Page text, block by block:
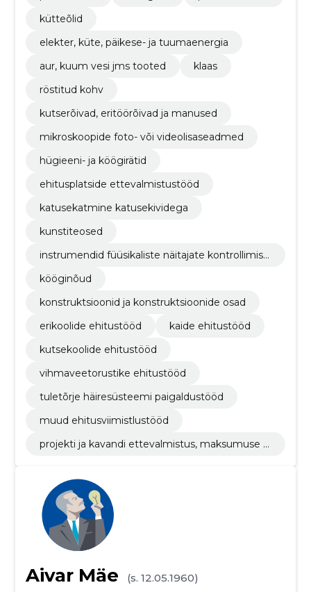
kütteõlid
elekter, küte, päikese- ja tuumaenergia
aur, kuum vesi jms tooted
klaas
röstitud kohv
kutserõivad, eritöörõivad ja manused
mikroskoopide foto- või videolisaseadmed
hügieeni- ja köögirätid
ehitusplatside ettevalmistustööd
katusekatmine katusekividega
kunstiteosed
instrumendid füüsikaliste näitajate kontrollimise
kööginõud
konstruktsioonid ja konstruktsioonide osad
erikoolide ehitustööd
kaide ehitustööd
kutsekoolide ehitustööd
vihmaveetorustike ehitustööd
tuletõrje häiresüsteemi paigaldustööd
muud ehitusviimistlustööd
projekti ja kavandi ettevalmistus, maksumuse hi
Aivar Mäe
(s. 12.05.1960)